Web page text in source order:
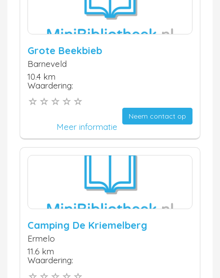
Grote Beekbieb
Barneveld
10.4 km
Waardering:
Neem contact op
Meer informatie
Camping De Kriemelberg
Ermelo
11.6 km
Waardering: